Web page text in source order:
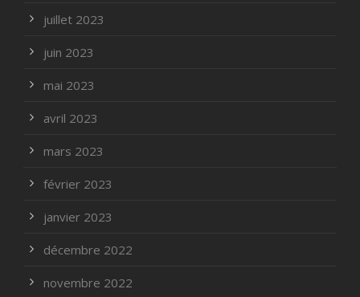
juillet 2023
juin 2023
mai 2023
avril 2023
mars 2023
février 2023
janvier 2023
décembre 2022
novembre 2022